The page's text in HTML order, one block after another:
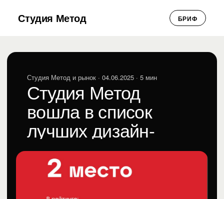
Студия Метод БРИФ
Студия Метод и рынок · 04.06.2025 · 5 мин
Студия Метод
вошла в список
лучших дизайн-
агентств
Виктория Рындина
Студия Метод и рынок · 04.06.2025